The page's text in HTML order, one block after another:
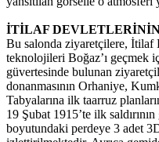
İTİLAF
Bu salonda ziyaretçilere,
teknolojileri Boğaz’ı geçmek
güvertesinde bulunan
donanmasının Orhaniye,
Tabyalarına ilk taarruz
19 Şubat 1915’te ilk
boyutundaki perdeye 3 adet